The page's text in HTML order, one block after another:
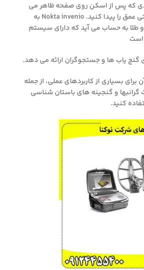
که پس از اسکن روی صفحه ظاهر می
شود، می توانید به راحتی عمق را پیدا کنید. Nokta invenio به
و طلا به حساب می آید که دارای سیستم
است
گنج یاب ها و جستجوگران ارائه می دهد.
بسیاری از کاربردهای عملی، از جمله
و گنجینه های باستان شناسی
کنید.